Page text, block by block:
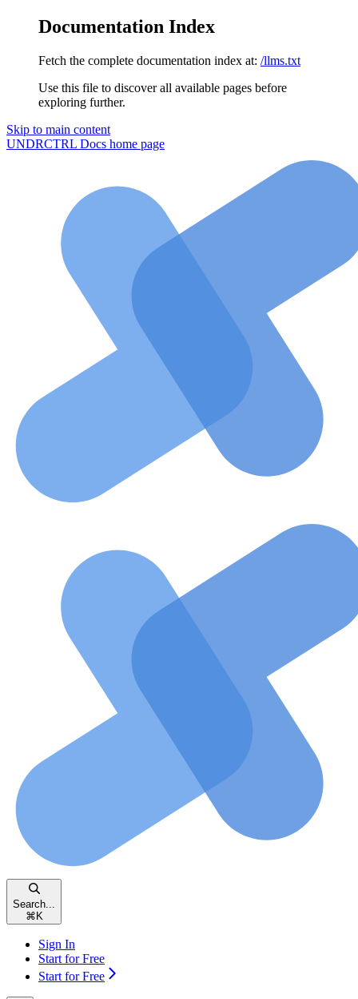
Documentation Index
Fetch the complete documentation index at: /llms.txt
Use this file to discover all available pages before
exploring further.
Skip to main content
UNDRCTRL Docs home page
Search...
⌘ K
Sign In
Start for Free
Start for Free